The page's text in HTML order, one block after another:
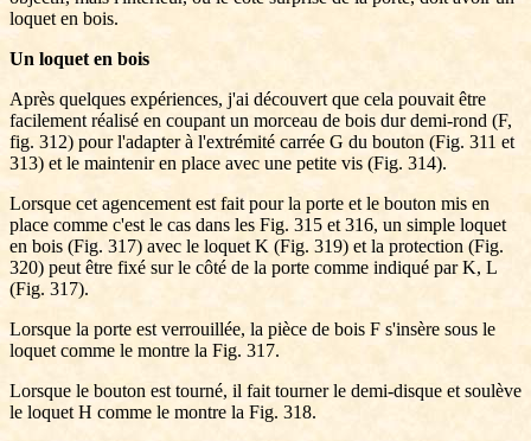
loquet en bois.
Un loquet en bois
Après quelques expériences, j'ai découvert que cela pouvait être
facilement réalisé en coupant un morceau de bois dur demi-rond (F,
fig. 312) pour l'adapter à l'extrémité carrée G du bouton (Fig. 311 et
313) et le maintenir en place avec une petite vis (Fig. 314).
Lorsque cet agencement est fait pour la porte et le bouton mis en
place comme c'est le cas dans les Fig. 315 et 316, un simple loquet
en bois (Fig. 317) avec le loquet K (Fig. 319) et la protection (Fig.
320) peut être fixé sur le côté de la porte comme indiqué par K, L
(Fig. 317).
Lorsque la porte est verrouillée, la pièce de bois F s'insère sous le
loquet comme le montre la Fig. 317.
Lorsque le bouton est tourné, il fait tourner le demi-disque et soulève
le loquet H comme le montre la Fig. 318.